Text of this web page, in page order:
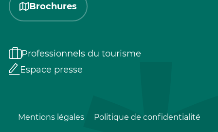
Brochures
Professionnels du tourisme
Espace presse
Mentions légales Politique de confidentialité